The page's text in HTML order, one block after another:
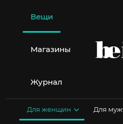
содержимому
Вещи
Магазины
Журнал
Для женщин Для